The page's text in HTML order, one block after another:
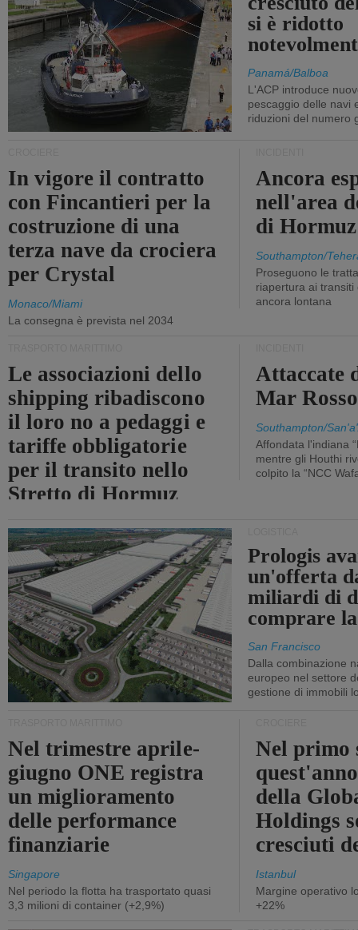
si è ridotto
Panamá/Balboa
L'ACP introduce
pescaggio delle navi
riduzioni del numero
In vigore il contratto
con Fincantieri per la
costruzione di una
terza nave da crociera
per Crystal
Monaco/Miami
La consegna è prevista nel 2034
Ancora
nell'area
di Hormuz
Southampton/
Proseguono le
riapertura ai
ancora lontana
Le associazioni dello
shipping ribadiscono
il loro no a pedaggi e
tariffe obbligatorie
per il transito nello
Stretto di Hormuz
Attaccate
Mar Rosso
Southampton/
Affondata l'indiana
mentre gli Houthi
colpito la “NCC
Prologis
un'offerta
miliardi di
comprare
San Francisco
Dalla combinazione
europeo nel settore
gestione di immobili
Nel trimestre aprile-
giugno ONE registra
un miglioramento
delle performance
finanziarie
Singapore
Nel periodo la flotta ha trasportato quasi
3,3 milioni di container (+2,9%)
Nel primo
della
Holdings
cresciuti
Istanbul
Margine operativo
+22%